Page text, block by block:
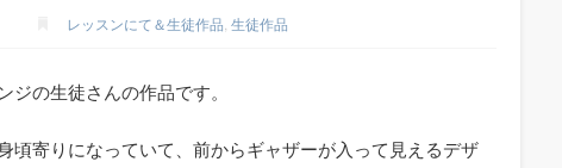
レッスンにて＆生徒作品 ,生徒作品
の生徒さんの作品です。
頃寄りになっていて、前からギャザーが入って見えるデザ